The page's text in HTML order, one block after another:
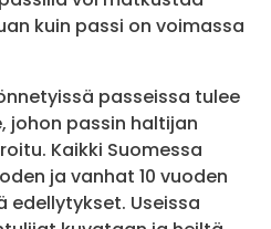
kuin passi on voimassa
passeissa tulee
johon passin haltijan
Kaikki Suomessa
ja vanhat 10 vuoden
Useissa